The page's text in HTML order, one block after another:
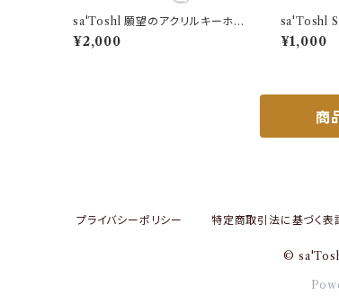
sa'Toshl 願望のアクリルキーホル
ダー
¥2,000
sa'Toshl
¥1,000
商
プライバシーポリシー 特定商取引法に基づく表
©